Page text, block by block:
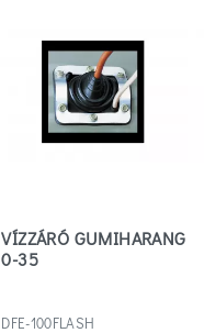
VÍZZÁRÓ GUMIHARANG
0-35
DFE-100FLASH